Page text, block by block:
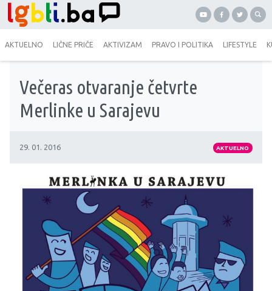
AKTUELNO LIČNE PRIČE AKTIVIZAM PRAVO I POLITIKA LIFESTYLE
Večeras otvaranje četvrte
Merlinke u Sarajevu
29. 01. 2016 AKTUELNO